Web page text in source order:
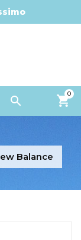

0
Balance